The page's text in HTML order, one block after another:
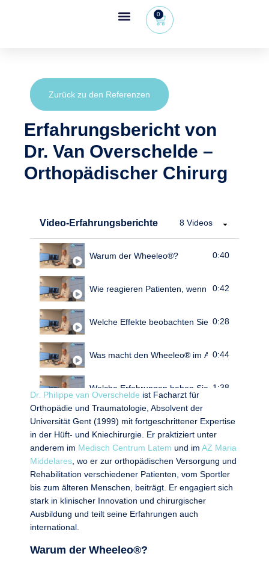
0
Zurück zu den Referenzen
Erfahrungsbericht von
Dr. Van Overschelde –
Orthopädischer Chirurg
Video-Erfahrungsberichte 8 Videos
Warum der Wheeleo®? 0:40
Wie reagieren Patienten, wenn sie den
0:42
Welche Effekte beobachten Sie bei Ihren
0:28
Was macht den Wheeleo® im Alltag
0:44
Welche Erfahrungen haben Sie mit der
1:38
Für welche Patienten würden Sie den
1:02
0:41
Ist der Wheeleo® ein fester Bestandteil des
0:45
Dr. Philippe van Overschelde ist Facharzt für
Orthopädie und Traumatologie, Absolvent der
Universität Gent (1999) mit fortgeschrittener Expertise
in der Hüft- und Kniechirurgie. Er praktiziert unter
anderem im Medisch Centrum Latem und im AZ Maria
Middelares, wo er zur orthopädischen Versorgung und
Rehabilitation verschiedener Patienten, vom Sportler
bis zum älteren Menschen, beiträgt. Er engagiert sich
stark in klinischer Innovation und chirurgischer
Ausbildung und teilt seine Erfahrungen auch
international.
Warum der Wheeleo®?